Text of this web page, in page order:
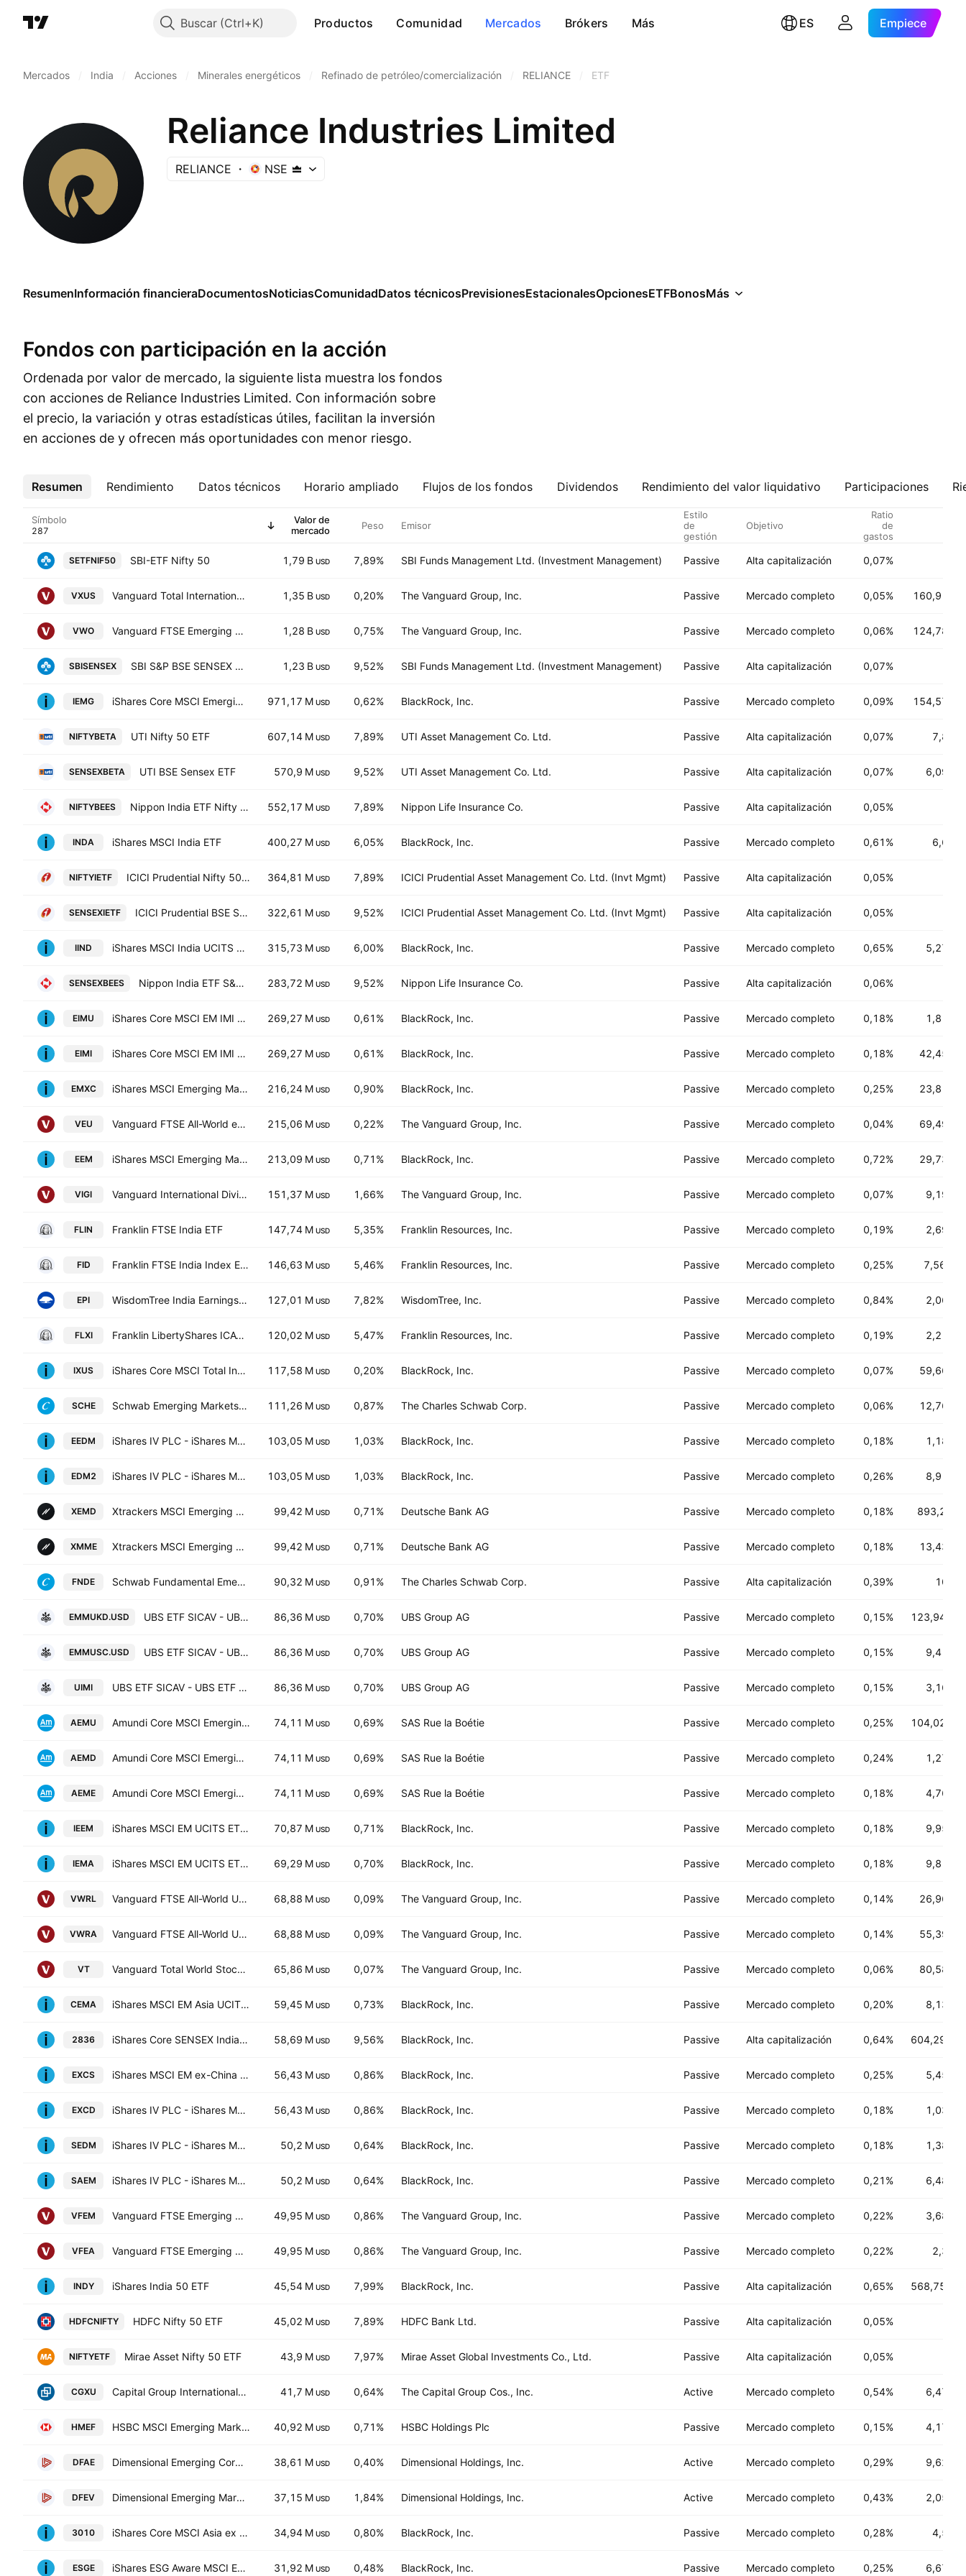
Buscar Productos Comunidad Mercados Brókers Más ES Empiece
Mercados India Acciones Minerales energéticos Refinado de petróleo/comercialización RELIANCE ETF
Reliance Industries Limited
RELIANCE NSE
ResumenInformación financieraDocumentosNoticiasComunidadDatos técnicosPrevisionesEstacionalesOpcionesETFBonosMás
Fondos con participación en la acción
Ordenada por valor de mercado, la siguiente lista muestra los fondos
con acciones de Reliance Industries Limited. Con información sobre
el precio, la variación y otras estadísticas útiles, facilitan la inversión
en acciones de y ofrecen más oportunidades con menor riesgo.
Resumen Rendimiento Datos técnicos Horario ampliado Flujos de los fondos Dividendos Rendimiento del valor liquidativo Participaciones
Más
Símbolo
Valor de
mercado
Peso Emisor
Estilo
de
gestión
Objetivo
Ratio
de
gastos
SETFNIF50 SBI-ETF Nifty 50 1,79 B USD 7,89% SBI Funds Management Ltd. (Investment Management) Passive Alta capitalización 0,07%
VXUS Vanguard Total International Stock ETF 1,35 B USD 0,20% The Vanguard Group, Inc. Passive Mercado completo 0,05% 160,91 B
VWO Vanguard FTSE Emerging Markets ETF 1,28 B USD 0,75% The Vanguard Group, Inc. Passive Mercado completo 0,06% 124,78 B
SBISENSEX SBI S&P BSE SENSEX ETF 1,23 B USD 9,52% SBI Funds Management Ltd. (Investment Management) Passive Alta capitalización 0,07%
IEMG iShares Core MSCI Emerging Markets ETF 971,17 M USD 0,62% BlackRock, Inc. Passive Mercado completo 0,09% 154,57 B
NIFTYBETA UTI Nifty 50 ETF 607,14 M USD 7,89% UTI Asset Management Co. Ltd. Passive Alta capitalización 0,07% 7,8 B
SENSEXBETA UTI BSE Sensex ETF 570,9 M USD 9,52% UTI Asset Management Co. Ltd. Passive Alta capitalización 0,07% 6,09 B
NIFTYBEES Nippon India ETF Nifty 50 BeES 552,17 M USD 7,89% Nippon Life Insurance Co. Passive Alta capitalización 0,05%
INDA iShares MSCI India ETF 400,27 M USD 6,05% BlackRock, Inc. Passive Mercado completo 0,61% 6,6 B
NIFTYIETF ICICI Prudential Nifty 50 ETF 364,81 M USD 7,89% ICICI Prudential Asset Management Co. Ltd. (Invt Mgmt) Passive Alta capitalización 0,05%
SENSEXIETF ICICI Prudential BSE Sensex ETF 322,61 M USD 9,52% ICICI Prudential Asset Management Co. Ltd. (Invt Mgmt) Passive Alta capitalización 0,05%
IIND iShares MSCI India UCITS ETF 315,73 M USD 6,00% BlackRock, Inc. Passive Mercado completo 0,65% 5,27 B
SENSEXBEES Nippon India ETF S&P BSE Sensex 283,72 M USD 9,52% Nippon Life Insurance Co. Passive Alta capitalización 0,06%
EIMU iShares Core MSCI EM IMI UCITS ETF 269,27 M USD 0,61% BlackRock, Inc. Passive Mercado completo 0,18% 1,81 B
EIMI iShares Core MSCI EM IMI UCITS ETF 269,27 M USD 0,61% BlackRock, Inc. Passive Mercado completo 0,18% 42,45 B
EMXC iShares MSCI Emerging Markets ex China ETF 216,24 M USD 0,90% BlackRock, Inc. Passive Mercado completo 0,25% 23,81 B
VEU Vanguard FTSE All-World ex-US Index Fund 215,06 M USD 0,22% The Vanguard Group, Inc. Passive Mercado completo 0,04% 69,49 B
EEM iShares MSCI Emerging Markets ETF 213,09 M USD 0,71% BlackRock, Inc. Passive Mercado completo 0,72% 29,73 B
VIGI Vanguard International Dividend Appreciation ETF 151,37 M USD 1,66% The Vanguard Group, Inc. Passive Mercado completo 0,07% 9,19 B
FLIN Franklin FTSE India ETF 147,74 M USD 5,35% Franklin Resources, Inc. Passive Mercado completo 0,19% 2,69 B
FID Franklin FTSE India Index ETF Trust Units 146,63 M USD 5,46% Franklin Resources, Inc. Passive Mercado completo 0,25% 7,56 M
EPI WisdomTree India Earnings Fund 127,01 M USD 7,82% WisdomTree, Inc. Passive Mercado completo 0,84% 2,06 B
FLXI Franklin LibertyShares ICAV - FTSE India UCITS ETF 120,02 M USD 5,47% Franklin Resources, Inc. Passive Mercado completo 0,19% 2,21 B
IXUS iShares Core MSCI Total International Stock ETF 117,58 M USD 0,20% BlackRock, Inc. Passive Mercado completo 0,07% 59,66 B
SCHE Schwab Emerging Markets Equity ETF 111,26 M USD 0,87% The Charles Schwab Corp. Passive Mercado completo 0,06% 12,76 B
EEDM iShares IV PLC - iShares MSCI EM CTB Enhanced ESG UCITS ETF Unhedged USD 103,05 M USD 1,03% BlackRock, Inc. Passive Mercado completo 0,18% 1,18 B
EDM2 iShares IV PLC - iShares MSCI EM CTB Enhanced ESG UCITS ETF Accum Shs Unhedged USD 103,05 M USD 1,03% BlackRock, Inc. Passive Mercado completo 0,26% 8,91 B
XEMD Xtrackers MSCI Emerging Markets UCITS ETF USD 99,42 M USD 0,71% Deutsche Bank AG Passive Mercado completo 0,18% 893,2 M
XMME Xtrackers MSCI Emerging Markets UCITS ETF 99,42 M USD 0,71% Deutsche Bank AG Passive Mercado completo 0,18% 13,43 B
FNDE Schwab Fundamental Emerging Markets Equity ETF 90,32 M USD 0,91% The Charles Schwab Corp. Passive Alta capitalización 0,39% 10 B
EMMUKD.USD UBS ETF SICAV - UBS ETF - MSCI Emerging Markets UCITS ETF -(USD) A-UKdis- Distribution 86,36 M USD 0,70% UBS Group AG Passive Mercado completo 0,15% 123,94 M
EMMUSC.USD UBS ETF SICAV - UBS ETF - MSCI Emerging Markets UCITS ETF A Capitalisation 86,36 M USD 0,70% UBS Group AG Passive Mercado completo 0,15% 9,41 B
UIMI UBS ETF SICAV - UBS ETF - MSCI Emerging Markets UCITS ETF A Distribution 86,36 M USD 0,70% UBS Group AG Passive Mercado completo 0,15% 3,16 B
AEMU Amundi Core MSCI Emerging Markets -UCITS ETF DR- Distribution 74,11 M USD 0,69% SAS Rue la Boétie Passive Mercado completo 0,25% 104,02 M
AEMD Amundi Core MSCI Emerging Markets -UCITS ETF DR- Distribution 74,11 M USD 0,69% SAS Rue la Boétie Passive Mercado completo 0,24% 1,27 B
AEME Amundi Core MSCI Emerging Markets -UCITS ETF DR- Capitalisation 74,11 M USD 0,69% SAS Rue la Boétie Passive Mercado completo 0,18% 4,76 B
IEEM iShares MSCI EM UCITS ETF USD (Dist) 70,87 M USD 0,71% BlackRock, Inc. Passive Mercado completo 0,18% 9,95 B
IEMA iShares MSCI EM UCITS ETF USD (Acc) 69,29 M USD 0,70% BlackRock, Inc. Passive Mercado completo 0,18% 9,81 B
VWRL Vanguard FTSE All-World UCITS ETF 68,88 M USD 0,09% The Vanguard Group, Inc. Passive Mercado completo 0,14% 26,96 B
VWRA Vanguard FTSE All-World UCITS ETF Accum USD 68,88 M USD 0,09% The Vanguard Group, Inc. Passive Mercado completo 0,14% 55,39 B
VT Vanguard Total World Stock ETF 65,86 M USD 0,07% The Vanguard Group, Inc. Passive Mercado completo 0,06% 80,58 B
CEMA iShares MSCI EM Asia UCITS ETF 59,45 M USD 0,73% BlackRock, Inc. Passive Mercado completo 0,20% 8,13 B
2836 iShares Core SENSEX India ETF HKD Counter 58,69 M USD 9,56% BlackRock, Inc. Passive Alta capitalización 0,64% 604,29 M
EXCS iShares MSCI EM ex-China UCITS ETF 56,43 M USD 0,86% BlackRock, Inc. Passive Mercado completo 0,25% 5,45 B
EXCD iShares IV PLC - iShares MSCI EM ex-China UCITS ETF USD 56,43 M USD 0,86% BlackRock, Inc. Passive Mercado completo 0,18% 1,03 B
SEDM iShares IV PLC - iShares MSCI EM IMI Screened UCITS ETF Unhedged USD 50,2 M USD 0,64% BlackRock, Inc. Passive Mercado completo 0,18% 1,38 B
SAEM iShares IV PLC - iShares MSCI EM IMI Screened UCITS ETF AccumUnhedged USD 50,2 M USD 0,64% BlackRock, Inc. Passive Mercado completo 0,21% 6,48 B
VFEM Vanguard FTSE Emerging Markets UCITS ETF 49,95 M USD 0,86% The Vanguard Group, Inc. Passive Mercado completo 0,22% 3,68 B
VFEA Vanguard FTSE Emerging Markets UCITS ETF AccumUSD 49,95 M USD 0,86% The Vanguard Group, Inc. Passive Mercado completo 0,22% 2,3 B
INDY iShares India 50 ETF 45,54 M USD 7,99% BlackRock, Inc. Passive Alta capitalización 0,65% 568,75 M
HDFCNIFTY HDFC Nifty 50 ETF 45,02 M USD 7,89% HDFC Bank Ltd. Passive Alta capitalización 0,05%
NIFTYETF Mirae Asset Nifty 50 ETF 43,9 M USD 7,97% Mirae Asset Global Investments Co., Ltd. Passive Alta capitalización 0,05%
CGXU Capital Group International Focus Equity ETF 41,7 M USD 0,64% The Capital Group Cos., Inc. Active Mercado completo 0,54% 6,47 B
HMEF HSBC MSCI Emerging Markets UCITS ETF 40,92 M USD 0,71% HSBC Holdings Plc Passive Mercado completo 0,15% 4,17 B
DFAE Dimensional Emerging Core Equity Market ETF 38,61 M USD 0,40% Dimensional Holdings, Inc. Active Mercado completo 0,29% 9,62 B
DFEV Dimensional Emerging Markets Value ETF 37,15 M USD 1,84% Dimensional Holdings, Inc. Active Mercado completo 0,43% 2,05 B
3010 iShares Core MSCI Asia ex Japan ETF 34,94 M USD 0,80% BlackRock, Inc. Passive Mercado completo 0,28% 4,5 B
ESGE iShares ESG Aware MSCI EM ETF 31,92 M USD 0,48% BlackRock, Inc. Passive Mercado completo 0,25% 6,67 B